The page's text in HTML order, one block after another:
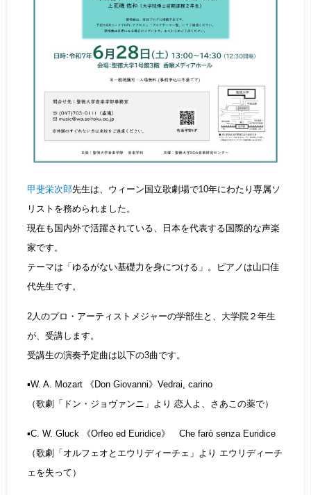
甲斐栄次郎先生は、ウィーン国立歌劇場で10年にわたり専属ソ
リストを務められました。
現在も国内外で活躍されている、日本を代表する国際的な声楽
家です。
テーマは「ゆるがない基礎力を身につける」。ピアノは山口佳
代先生です。
2人のプロ・アーティストメジャーの学部生と、大学院２年生
が、受講します。
受講生の演奏予定曲は以下の3曲です。
▪️W. A. Mozart 《Don Giovanni》Vedrai, carino
（歌劇「ドン・ジョヴァンニ」より 恋人よ、さあこの薬で）
▪️C. W. Gluck 《Orfeo ed Euridice》 Che farò senza Euridice
（歌劇「オルフェオとエウリディーチェ」より エウリディーチ
ェを失って）